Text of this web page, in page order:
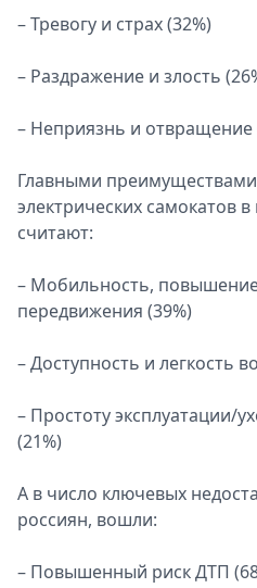
– Тревогу и страх (32%)
– Раздражение и злость
– Неприязнь и отвращение
Главными
электрических самокатов
считают:
– Мобильность,
передвижения (39%)
– Доступность и легкость
– Простоту эксплуатации/
(21%)
А в число ключевых
россиян, вошли:
– Повышенный риск ДТП